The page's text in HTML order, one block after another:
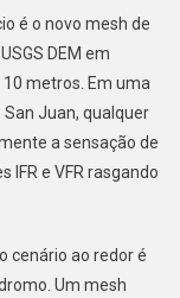
é o novo mesh de
DEM em
metros. Em uma
Juan, qualquer
a sensação de
e VFR rasgando
cenário ao redor é
Um mesh